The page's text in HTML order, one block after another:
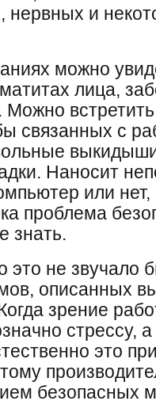
нервных и
можно
лица,
связанных с
Наносит
или
проблема
знать.
это не звучало
описанных
зрение
стрессу,
это
безопасных